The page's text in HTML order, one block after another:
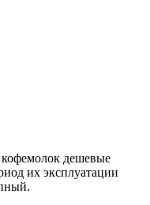
дешевые
их эксплуатации